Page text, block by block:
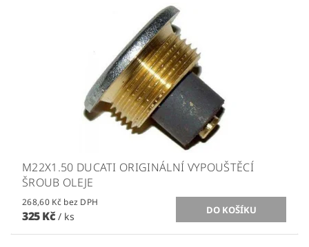
M22X1.50 DUCATI ORIGINÁLNÍ VYPOUŠTĚCÍ
ŠROUB OLEJE
268,60 Kč bez DPH
325 Kč / ks